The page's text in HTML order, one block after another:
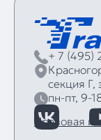
+ 7 (495)
секция Г,
пн-пт, 9-
Правовая